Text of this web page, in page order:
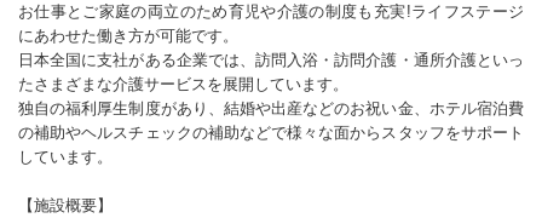
お仕事とご家庭の両立のため育児や介護の制度も充実!ライフステージ
にあわせた働き方が可能です。
日本全国に支社がある企業では、訪問入浴・訪問介護・通所介護といっ
たさまざまな介護サービスを展開しています。
独自の福利厚生制度があり、結婚や出産などのお祝い金、ホテル宿泊費
の補助やヘルスチェックの補助などで様々な面からスタッフをサポート
しています。
【施設概要】